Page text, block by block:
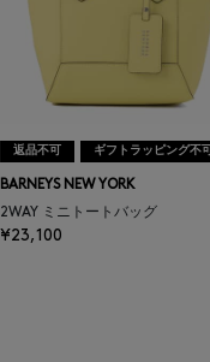
返品不可 ギフトラッピング不可
BARNEYS NEW YORK
2WAY ミニトートバッグ
¥23,100